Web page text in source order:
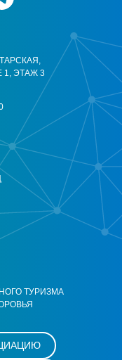
ТУРИЗМА
1, ЭТАЖ 3